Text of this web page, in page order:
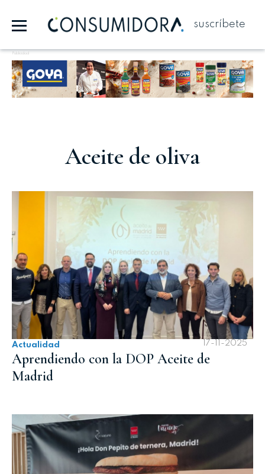
suscríbete
Publicidad
Aceite de oliva
Actualidad 17-11-2025
Aprendiendo con la DOP Aceite de
Madrid